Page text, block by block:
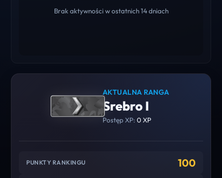
Brak aktywności w ostatnich 14 dniach
AKTUALNA RANGA
Srebro I
Postęp XP: 0 XP
PUNKTY RANKINGU 100